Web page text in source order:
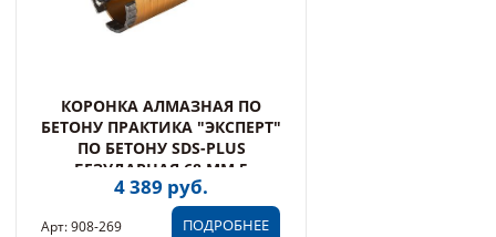
КОРОНКА АЛМАЗНАЯ ПО
БЕТОНУ ПРАКТИКА "ЭКСПЕРТ"
ПО БЕТОНУ SDS-PLUS
БЕЗУДАРНАЯ 68 ММ 5
ТУРБОСЕГМЕНТОВ 10 ММ (908-
269)
4 389 руб.
ПОДРОБНЕЕ
Арт: 908-269